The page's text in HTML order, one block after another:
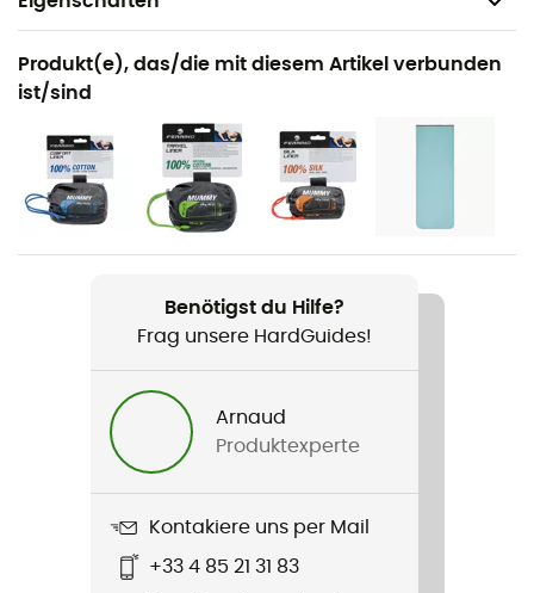
Geeignet für
Camping / Biwak
Geschlecht
Herren / Damen
Gewicht
M : 1 250 g - L : 1 450 g
Nightec Lite Pro 600
Recycelt
Mumienform
Produkt(e), das/die mit diesem Artikel verbunden
ist/sind
Benötigst du Hilfe?
Frag unsere HardGuides!
Arnaud
Produktexperte
Kontakiere uns per Mail
+33 4 85 21 31 83